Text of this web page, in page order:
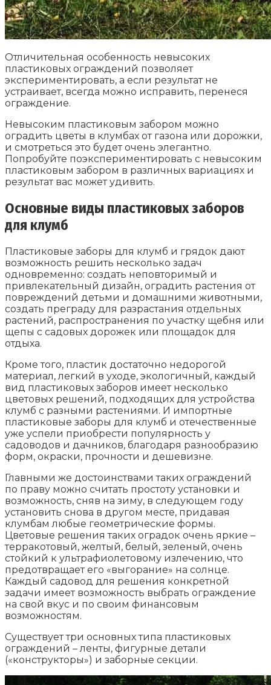
Отличительная особенность невысоких
пластиковых ограждений позволяет
экспериментировать, а если результат не
устраивает, всегда можно исправить, перенеся
ограждение.
Невысоким пластиковым забором можно
оградить цветы в клумбах от газона или дорожки,
и смотреться это будет очень элегантно.
Попробуйте поэкспериментировать с невысоким
пластиковым забором в различных вариациях и
результат вас может удивить.
Основные виды пластиковых заборов
для клумб
Пластиковые заборы для клумб и грядок дают
возможность решить несколько задач
одновременно: создать неповторимый и
привлекательный дизайн, оградить растения от
повреждений детьми и домашними животными,
создать преграду для разрастания отдельных
растений, распространения по участку щебня или
щепы с садовых дорожек или площадок для
отдыха.
Кроме того, пластик достаточно недорогой
материал, легкий в уходе, экологичный, каждый
вид пластиковых заборов имеет несколько
цветовых решений, подходящих для устройства
клумб с разными растениями. И импортные
пластиковые заборы для клумб и отечественные
уже успели приобрести популярность у
садоводов и дачников, благодаря разнообразию
форм, окраски, прочности и дешевизне.
Главными же достоинствами таких ограждений
по праву можно считать простоту установки и
возможность, сняв на зиму, в следующем году
установить снова в другом месте, придавая
клумбам любые геометрические формы.
Цветовые решения таких оградок очень яркие –
терракотовый, желтый, белый, зеленый, очень
стойкий к ультрафиолетовому излечению, что
предотвращает его «выгорание» на солнце.
Каждый садовод для решения конкретной
задачи имеет возможность выбрать ограждение
на свой вкус и по своим финансовым
возможностям.
Существует три основных типа пластиковых
ограждений – ленты, фигурные детали
(«конструкторы») и заборные секции.